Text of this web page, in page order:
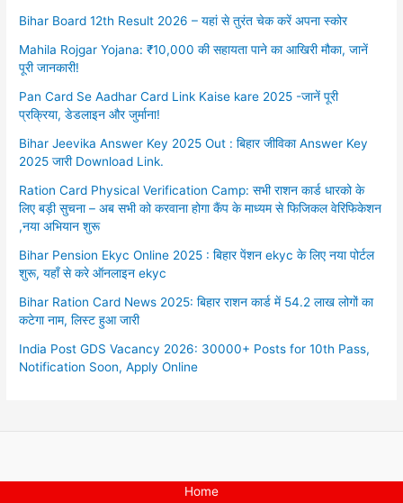
Bihar Board 12th Result 2026 – यहां से तुरंत चेक करें अपना स्कोर
Mahila Rojgar Yojana: ₹10,000 की सहायता पाने का आखिरी मौका, जानें
पूरी जानकारी!
Pan Card Se Aadhar Card Link Kaise kare 2025 -जानें पूरी
प्रक्रिया, डेडलाइन और जुर्माना!
Bihar Jeevika Answer Key 2025 Out : बिहार जीविका Answer Key
2025 जारी Download Link.
Ration Card Physical Verification Camp: सभी राशन कार्ड धारको के
लिए बड़ी सुचना – अब सभी को करवाना होगा कैंप के माध्यम से फिजिकल वेरिफिकेशन
,नया अभियान शुरू
Bihar Pension Ekyc Online 2025 : बिहार पेंशन ekyc के लिए नया पोर्टल
शुरू, यहाँ से करे ऑनलाइन ekyc
Bihar Ration Card News 2025: बिहार राशन कार्ड में 54.2 लाख लोगों का
कटेगा नाम, लिस्ट हुआ जारी
India Post GDS Vacancy 2026: 30000+ Posts for 10th Pass,
Notification Soon, Apply Online
Home